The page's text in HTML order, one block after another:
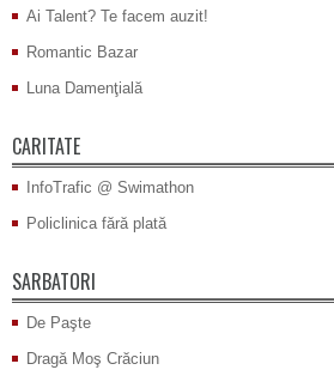
Ai Talent? Te facem auzit!
Romantic Bazar
Luna Damenţială
CARITATE
InfoTrafic @ Swimathon
Policlinica fără plată
SARBATORI
De Paşte
Dragă Moş Crăciun